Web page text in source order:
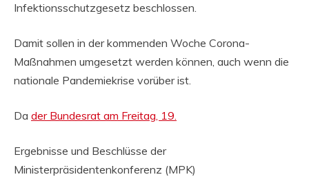
Infektionsschutzgesetz beschlossen.
Damit sollen in der kommenden Woche Corona-
Maßnahmen umgesetzt werden können, auch wenn die
nationale Pandemiekrise vorüber ist.
Da der Bundesrat am Freitag, 19.
Ergebnisse und Beschlüsse der
Ministerpräsidentenkonferenz (MPK)